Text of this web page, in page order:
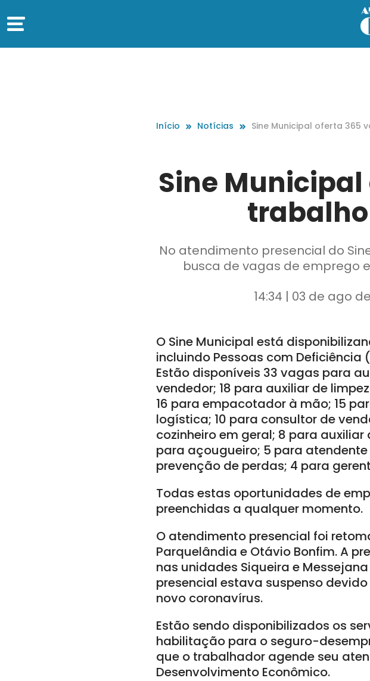
Início Notícias
Sine Municipal oferta 365
Sine
No atendimento presencial do
busca de vagas de emprego
14:34 | 03 de ago
O Sine Municipal está
incluindo Pessoas com Deficiência
Estão disponíveis 33 vagas para
vendedor; 18 para auxiliar de
16 para empacotador à mão; 15
logística; 10 para consultor de
cozinheiro em geral; 8 para
para açougueiro; 5 para
prevenção de perdas; 4 para
Todas estas oportunidades de
preenchidas a qualquer momento.
O atendimento presencial foi
Parquelândia e Otávio Bonfim. A
nas unidades Siqueira e
presencial estava suspenso
novo coronavírus.
Estão sendo disponibilizados os
habilitação para o seguro-
que o trabalhador agende seu
Desenvolvimento Econômico.